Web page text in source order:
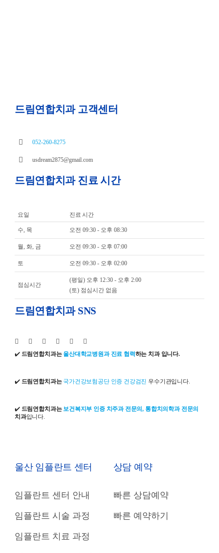
드림연합치과 고객센터
052-260-8275
usdream2875@gmail.com
드림연합치과 진료 시간
요일 진료 시간
수, 목 오전 09:30 - 오후 08:30
월, 화, 금 오전 09:30 - 오후 07:00
토 오전 09:30 - 오후 02:00
점심시간
(평일) 오후 12:30 - 오후 2:00
(토) 점심시간 없음
드림연합치과 SNS
✔️ 드림연합치과는 울산대학교병원과 진료 협력하는 치과 입니다.
✔️ 드림연합치과는 국가건강보험공단 인증 건강검진 우수기관입니다.
✔️ 드림연합치과는보건복지부 인증 치주과 전문의, 통합치의학과 전문의
치과입니다.
울산 임플란트 센터
임플란트 센터 안내
임플란트 시술 과정
임플란트 치료 과정
상담 예약
빠른 상담예약
빠른 예약하기